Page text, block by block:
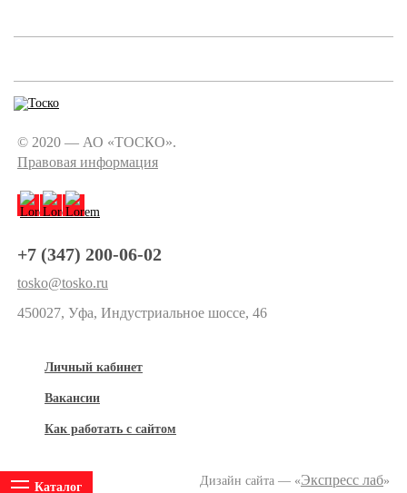
© 2020 — АО «ТОСКО».
Правовая информация
+7 (347) 200-06-02
tosko@tosko.ru
450027, Уфа, Индустриальное шоссе, 46
Личный кабинет
Вакансии
Как работать с сайтом
Дизайн сайта — «Экспресс лаб»
Каталог